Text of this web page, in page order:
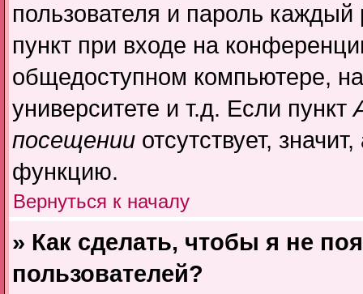
пользователя и пароль
пункт при входе на
общедоступном компьютере,
университете и т.д. Если пункт
посещении отсутствует,
функцию.
Вернуться к началу
» Как сделать, чтобы я не
пользователей?